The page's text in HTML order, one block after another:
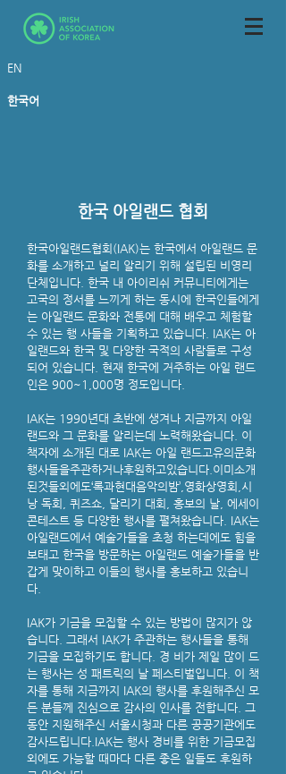
EN
한국어
한국 아일랜드 협회
한국아일랜드협회(IAK)는 한국에서 아일랜드 문
화를 소개하고 널리 알리기 위해 설립된 비영리
단체입니다. 한국 내 아이리쉬 커뮤니티에게는
고국의 정서를 느끼게 하는 동시에 한국인들에게
는 아일랜드 문화와 전통에 대해 배우고 체험할
수 있는 행 사들을 기획하고 있습니다. IAK는 아
일랜드와 한국 및 다양한 국적의 사람들로 구성
되어 있습니다. 현재 한국에 거주하는 아일 랜드
인은 900~1,000명 정도입니다.
IAK는 1990년대 초반에 생겨나 지금까지 아일
랜드와 그 문화를 알리는데 노력해왔습니다. 이
책자에 소개된 대로 IAK는 아일 랜드고유의문화
행사들을주관하거나후원하고있습니다.이미소개
된것들외에도‘록과현대음악의밤’,영화상영회,시
낭 독회, 퀴즈쇼, 달리기 대회, 홍보의 날, 에세이
콘테스트 등 다양한 행사를 펼쳐왔습니다. IAK는
아일랜드에서 예술가들을 초청 하는데에도 힘을
보태고 한국을 방문하는 아일랜드 예술가들을 반
갑게 맞이하고 이들의 행사를 홍보하고 있습니
다.
IAK가 기금을 모집할 수 있는 방법이 많지가 않
습니다. 그래서 IAK가 주관하는 행사들을 통해
기금을 모집하기도 합니다. 경 비가 제일 많이 드
는 행사는 성 패트릭의 날 페스티벌입니다. 이 책
자를 통해 지금까지 IAK의 행사를 후원해주신 모
든 분들께 진심으로 감사의 인사를 전합니다. 그
동안 지원해주신 서울시청과 다른 공공기관에도
감사드립니다.IAK는 행사 경비를 위한 기금모집
외에도 가능할 때마다 다른 좋은 일들도 후원하